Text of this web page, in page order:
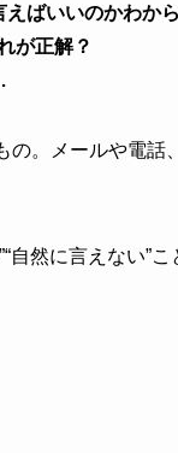
ばいいのかわか
が正解？
の。メールや電
自然に言えない”